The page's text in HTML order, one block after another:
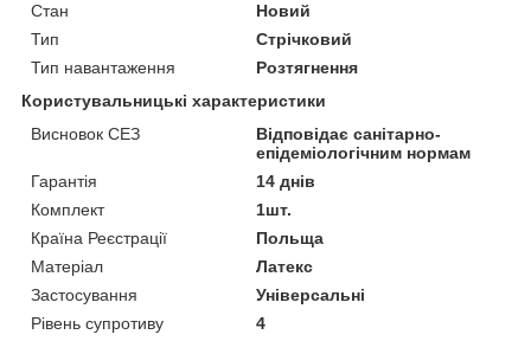
Стан
Новий
Тип
Стрічковий
Тип навантаження
Розтягнення
Користувальницькі характеристики
Висновок СЕЗ
Відповідає санітарно-
епідеміологічним нормам
Гарантія
14 днів
Комплект
1шт.
Країна Реєстрації
Польща
Матеріал
Латекс
Застосування
Універсальні
Рівень супротиву
4